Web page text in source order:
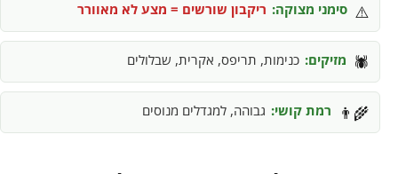
⚠️ סימני מצוקה: ריקבון שורשים = מצע לא מאוורר
🕷️ מזיקים: כנימות, תריפס, אקרית, שבלולים
👨‍🌾 רמת קושי: גבוהה, למגדלים מנוסים